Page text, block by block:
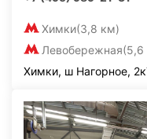
Химки(3,8 км)
Левобережная(5,6
Химки, ш Нагорное,